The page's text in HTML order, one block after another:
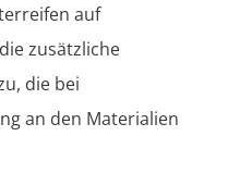
auf
zusätzliche
die bei
an den Materialien